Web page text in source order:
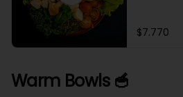
$7.770
Warm Bowls 🥣